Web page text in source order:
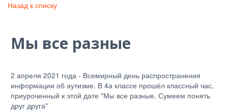
Назад к списку
Мы все разные
2 апреля 2021 года - Всемирный день распространения
информации об аутизме. В 4а классе прошёл классный час,
приуроченный к этой дате "Мы все разные. Сумеем понять
друг друга"